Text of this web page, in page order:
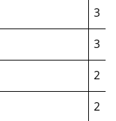
3
3
2
2